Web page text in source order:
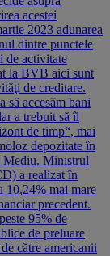
acestei
2023 adunarea
dintre punctele
de activitate
la BVB aici sunt
de creditare.
să accesăm bani
a trebuit să îl
de timp“, mai
depozitate în
Mediu. Ministrul
a realizat în
10,24% mai mare
precedent.
95% de
de preluare
către americanii